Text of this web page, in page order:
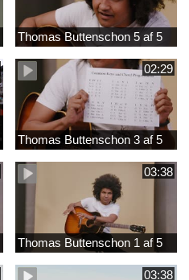
Thomas Buttenschon 5 af 5
02:29
Thomas Buttenschon 3 af 5
03:38
Thomas Buttenschon 1 af 5
03:38